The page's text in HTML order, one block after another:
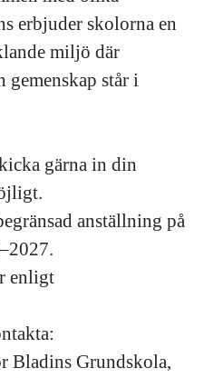
erbjuder skolorna en
miljö där
står i
gärna in din
anställning på
enligt
Bladins Grundskola,